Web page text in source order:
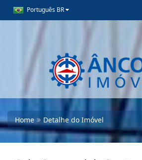
Português BR
Home Detalhe do Imóvel